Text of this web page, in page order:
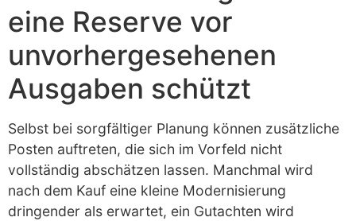
eine Reserve vor
unvorhergesehenen
Ausgaben schützt
Selbst bei sorgfältiger Planung können zusätzliche
Posten auftreten, die sich im Vorfeld nicht
vollständig abschätzen lassen. Manchmal wird
nach dem Kauf eine kleine Modernisierung
dringender als erwartet, ein Gutachten wird